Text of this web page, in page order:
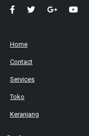
Home
Contact
Services
Toko
Keranjang